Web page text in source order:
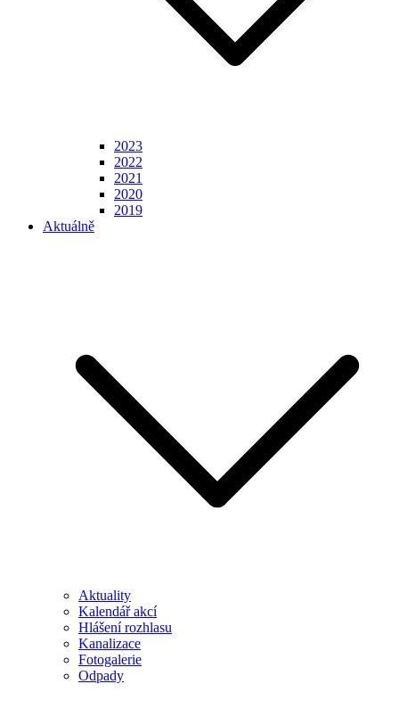
2023
2022
2021
2020
2019
Aktuálně
Aktuality
Kalendář akcí
Hlášení rozhlasu
Kanalizace
Fotogalerie
Odpady